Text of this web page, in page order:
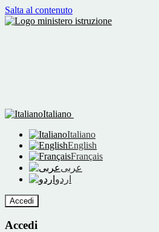
Salta al contenuto
Italiano
Italiano
English
Français
عربى
اردو
Accedi
Accedi